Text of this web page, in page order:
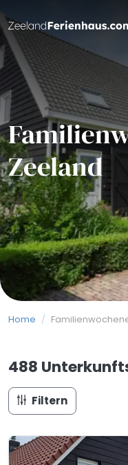
Zeeland
Home /
488
Filtern